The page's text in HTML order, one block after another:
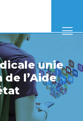
unie
l’Aide